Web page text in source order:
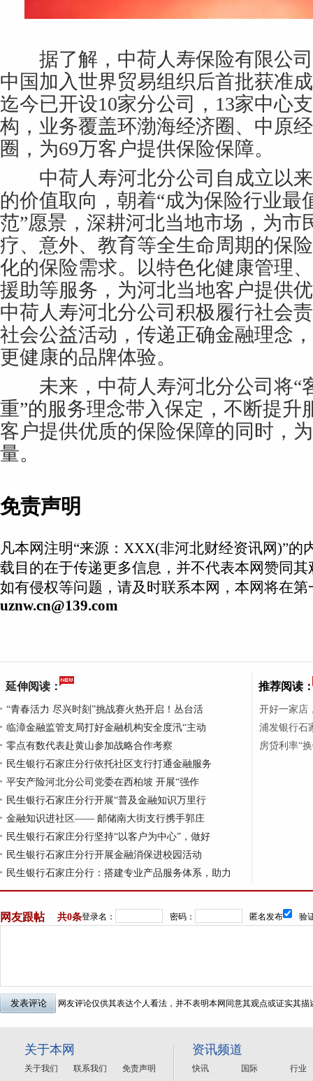
据了解，中荷人寿保险有限公司
中国加入世界贸易组织后首批获准
迄今已开设10家分公司，13家中心
构，业务覆盖环渤海经济圈、中原
圈，为69万客户提供保险保障。
中荷人寿河北分公司自成立以来
的价值取向，朝着“成为保险行业最
范”愿景，深耕河北当地市场，为市
疗、意外、教育等全生命周期的保
化的保险需求。以特色化健康管理
援助等服务，为河北当地客户提供
中荷人寿河北分公司积极履行社会
社会公益活动，传递正确金融理念
更健康的品牌体验。
未来，中荷人寿河北分公司将“
重”的服务理念带入保定，不断提升
客户提供优质的保险保障的同时，
量。
免责声明
凡本网注明“来源：XXX(非河北财经资讯网)”的
载目的在于传递更多信息，并不代表本网赞同
如有侵权等问题，请及时联系本网，本网将在第
uznw.cn@139.com
延伸阅读：
“青春活力 尽兴时刻”挑战赛火热开启！丛台活
临漳金融监管支局打好金融机构安全度汛“主动
零点有数代表赴黄山参加战略合作考察
民生银行石家庄分行依托社区支行打通金融服务
平安产险河北分公司党委在西柏坡 开展“强作
民生银行石家庄分行开展“普及金融知识万里行
金融知识进社区—— 邮储南大街支行携手郭庄
民生银行石家庄分行坚持“以客户为中心”，做好
民生银行石家庄分行开展金融消保进校园活动
民生银行石家庄分行：搭建专业产品服务体系，助力
推荐阅读
开好一家店
浦发银行石
房贷利率“
网友跟帖 共0条登录名： 密码： 匿名发布 验
网友评论仅供其表达个人看法，并不表明本网同意其观点或证实其描
关于本网
关于我们 联系我们 免责声明
资讯频道
快讯 国际 行业